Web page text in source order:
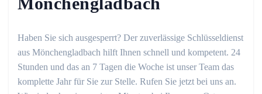
Haben Sie sich ausgesperrt? Der zuverlässige Schlüsseldienst
aus Mönchengladbach hilft Ihnen schnell und kompetent. 24
Stunden und das an 7 Tagen die Woche ist unser Team das
komplette Jahr für Sie zur Stelle. Rufen Sie jetzt bei uns an.